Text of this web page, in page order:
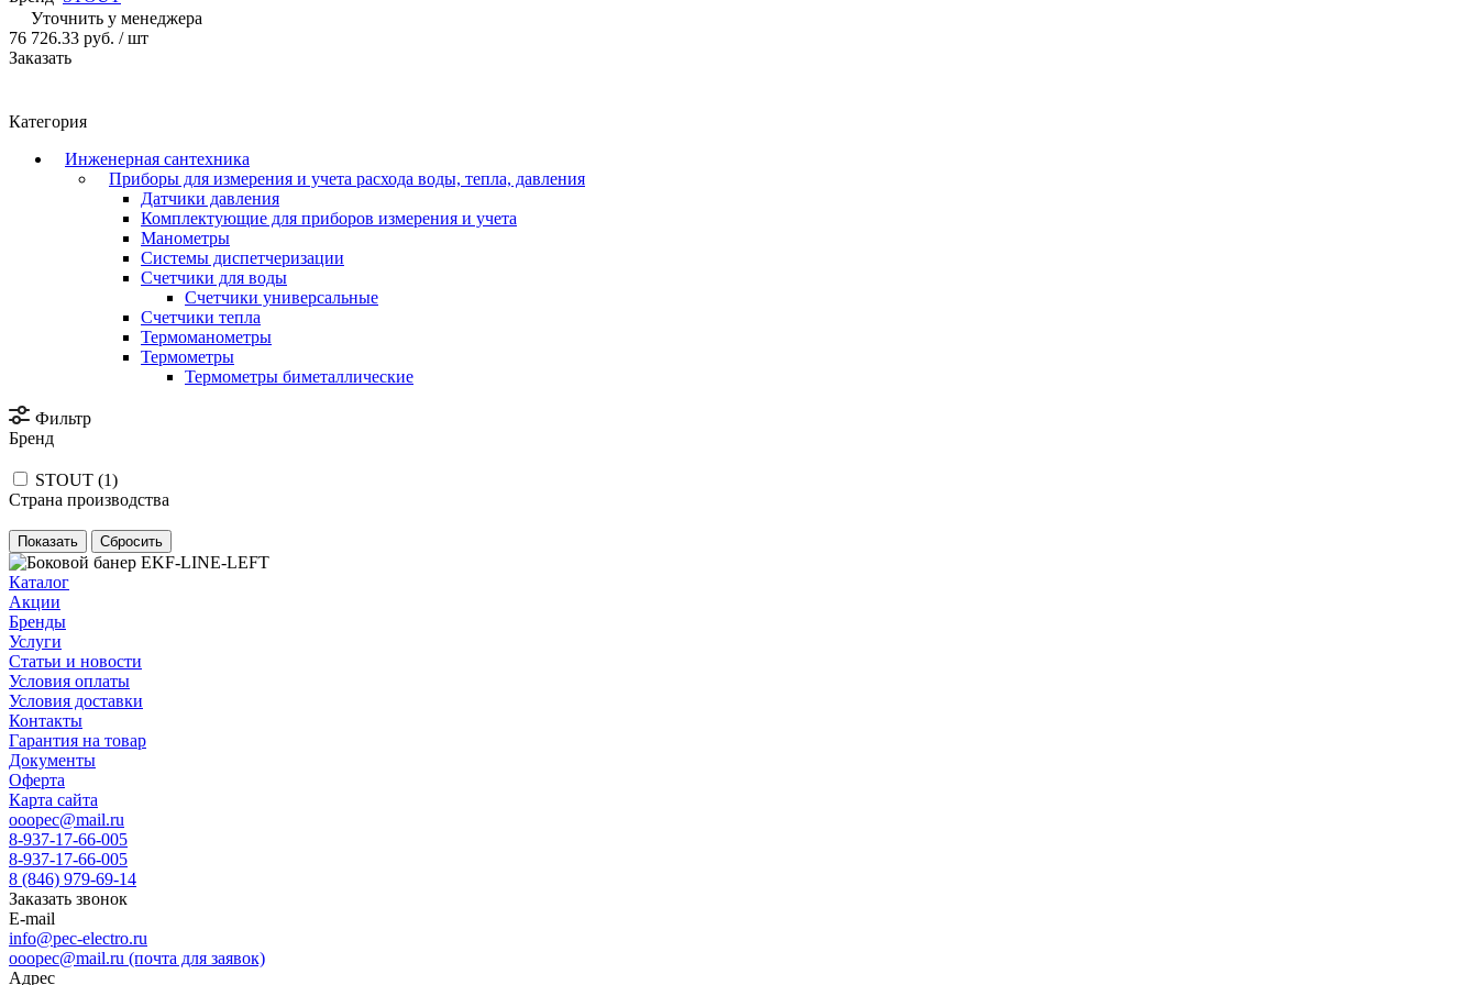
Уточнить у менеджера
76 726.33 руб. / шт
Заказать
Категория
Инженерная сантехника
Приборы для измерения и учета расхода воды, тепла, давления
Датчики давления
Комплектующие для приборов измерения и учета
Манометры
Системы диспетчеризации
Счетчики для воды
Счетчики универсальные
Счетчики тепла
Термоманометры
Термометры
Термометры биметаллические
Фильтр
Бренд
STOUT (1)
Страна производства
Сбросить
Каталог
Акции
Бренды
Услуги
Статьи и новости
Условия оплаты
Условия доставки
Контакты
Гарантия на товар
Документы
Оферта
Карта сайта
ooopec@mail.ru
8-937-17-66-005
8-937-17-66-005
8 (846) 979-69-14
Заказать звонок
E-mail
info@pec-electro.ru
ooopec@mail.ru (почта для заявок)
Адрес